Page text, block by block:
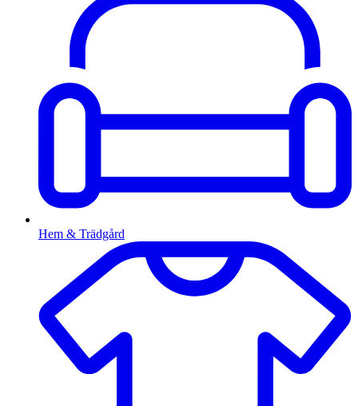
Hem & Trädgård